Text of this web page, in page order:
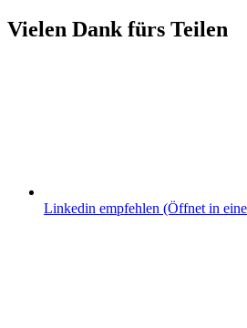
Vielen Dank fürs Teilen
Linkedin empfehlen (Öffnet in